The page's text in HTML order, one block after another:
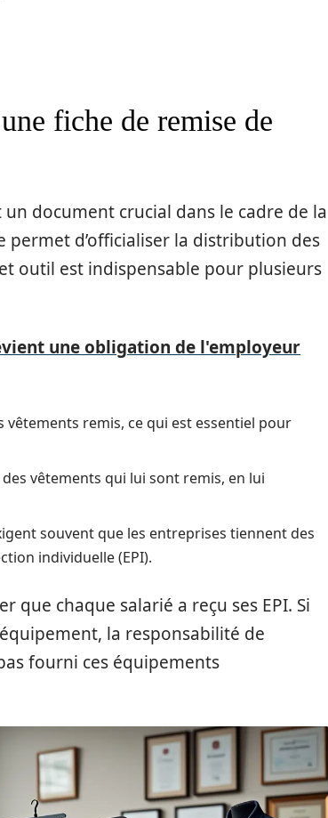
fiche de remise de
document crucial dans le cadre de la
d’officialiser la distribution des
outil est indispensable pour plusieurs
une obligation de l'employeur
vêtements remis, ce qui est essentiel pour
vêtements qui lui sont remis, en lui
souvent que les entreprises tiennent des
individuelle (EPI).
que chaque salarié a reçu ses EPI. Si
la responsabilité de
fourni ces équipements